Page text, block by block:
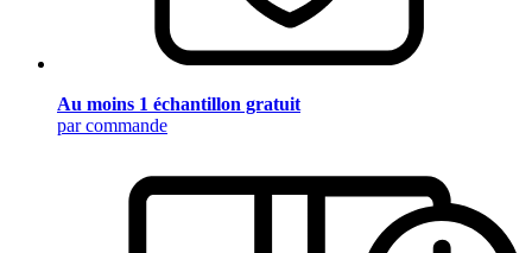
Au moins 1 échantillon gratuit
par commande